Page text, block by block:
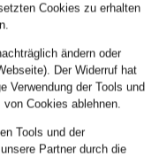
Cookies zu erhalten
ändern oder
Der Widerruf hat
Verwendung der Tools und
Cookies ablehnen.
Tools und der
Partner durch die